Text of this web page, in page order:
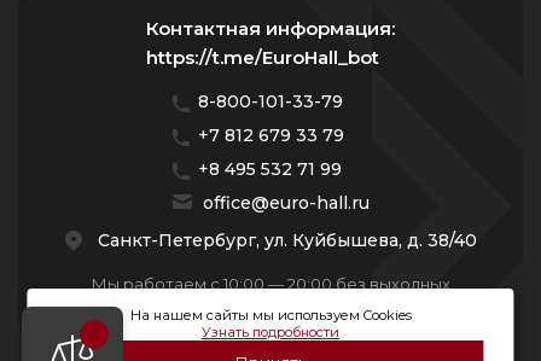
Контактная информация:
https://t.me/EuroHall_bot
8-800-101-33-79
+7 812 679 33 79
+8 495 532 71 99
office@euro-hall.ru
Санкт-Петербург, ул. Куйбышева, д. 38/40
Мы работаем с 10:00 — 20:00 без выходных
На нашем сайты мы используем Cookies
Узнать подробности